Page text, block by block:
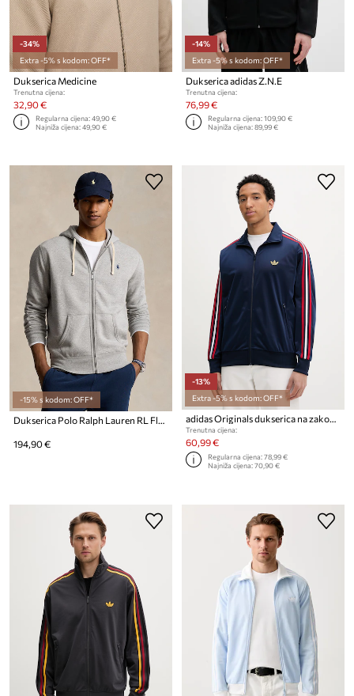
-34%
Extra -5% s kodom: OFF*
Dukserica Medicine
Trenutna cijena:
32,90 €
Regularna cijena:49,90 €
Najniža cijena:49,90 €
-14%
Extra -5% s kodom: OFF*
Dukserica adidas Z.N.E
Trenutna cijena:
76,99 €
Regularna cijena:109,90 €
Najniža cijena:89,99 €
-15% s kodom: OFF*
194,90 €
-13%
Extra -5% s kodom: OFF*
adidas Originals dukserica na zakopčavanje za muškarce Firebird
Trenutna cijena:
60,99 €
Regularna cijena:78,99 €
Najniža cijena:70,90 €